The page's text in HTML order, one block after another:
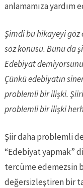
anlamamıza yardım
Şimdi bu hikayeyi
söz konusu. Bunu da
Edebiyat
Çünkü edebiyatın
problemli bir ilişki.
problemli bir ilişki
Şiir daha problemli
“Edebiyat yapmak”
tercüme edemezsin
değersizleştiren bir